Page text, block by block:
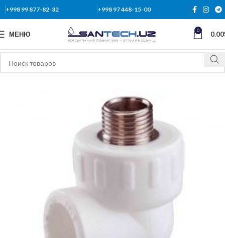
+998 99 877-82-32 +998 97 448-15-00
МЕНЮ 0 0.00